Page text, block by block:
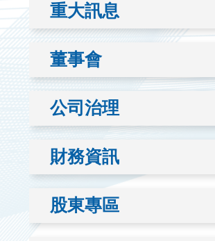
重大訊息
董事會
公司治理
財務資訊
股東專區